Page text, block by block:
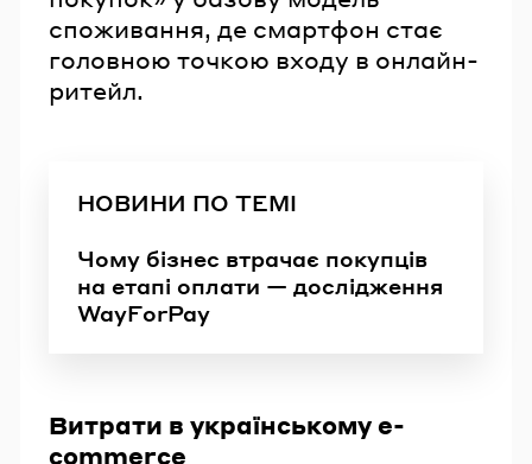
споживання, де смартфон стає
головною точкою входу в онлайн-
ритейл.
НОВИНИ ПО ТЕМІ
Чому бізнес втрачає покупців
на етапі оплати — дослідження
WayForPay
Витрати в українському e-
commerce